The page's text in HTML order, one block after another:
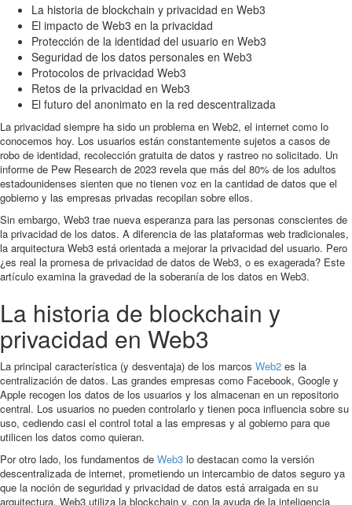
La historia de blockchain y privacidad en Web3
El impacto de Web3 en la privacidad
Protección de la identidad del usuario en Web3
Seguridad de los datos personales en Web3
Protocolos de privacidad Web3
Retos de la privacidad en Web3
El futuro del anonimato en la red descentralizada
La privacidad siempre ha sido un problema en Web2, el internet como lo
conocemos hoy. Los usuarios están constantemente sujetos a casos de
robo de identidad, recolección gratuita de datos y rastreo no solicitado. Un
informe de Pew Research de 2023 revela que más del 80% de los adultos
estadounidenses sienten que no tienen voz en la cantidad de datos que el
gobierno y las empresas privadas recopilan sobre ellos.
Sin embargo, Web3 trae nueva esperanza para las personas conscientes de
la privacidad de los datos. A diferencia de las plataformas web tradicionales,
la arquitectura Web3 está orientada a mejorar la privacidad del usuario. Pero
¿es real la promesa de privacidad de datos de Web3, o es exagerada? Este
artículo examina la gravedad de la soberanía de los datos en Web3.
La historia de blockchain y
privacidad en Web3
La principal característica (y desventaja) de los marcos Web2 es la
centralización de datos. Las grandes empresas como Facebook, Google y
Apple recogen los datos de los usuarios y los almacenan en un repositorio
central. Los usuarios no pueden controlarlo y tienen poca influencia sobre su
uso, cediendo casi el control total a las empresas y al gobierno para que
utilicen los datos como quieran.
Por otro lado, los fundamentos de Web3 lo destacan como la versión
descentralizada de internet, prometiendo un intercambio de datos seguro ya
que la noción de seguridad y privacidad de datos está arraigada en su
arquitectura. Web3 utiliza la blockchain y, con la ayuda de la inteligencia